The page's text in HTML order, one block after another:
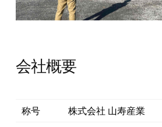
会社概要
称号
株式会社 山寿産業